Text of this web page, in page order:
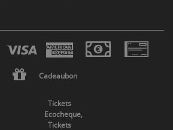
Cadeaubon
Tickets
Ecocheque,
Tickets